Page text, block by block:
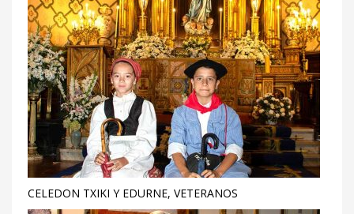
CELEDON TXIKI Y EDURNE, VETERANOS